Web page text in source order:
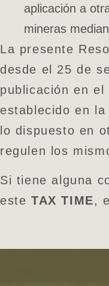
aplicación a
mineras
La presente
desde el 25 de
publicación en
establecido en
lo dispuesto en
regulen los
Si tiene alguna
este TAX TIME,